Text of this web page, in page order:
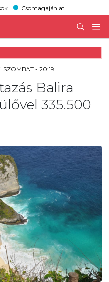
Csomagajánlat
SZOMBAT - 20:19
Balira
335.500